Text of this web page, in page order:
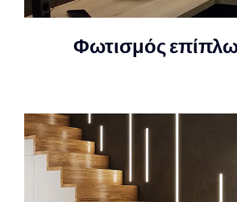
Φωτισμός